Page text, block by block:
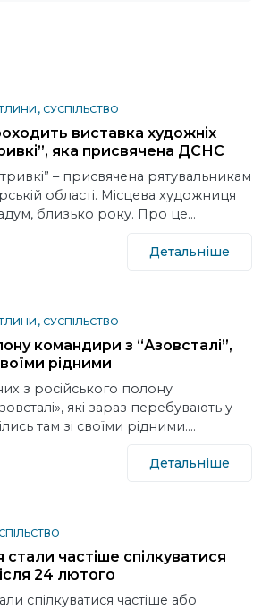
СУСПІЛЬСТВО
виставка художніх
яка присвячена ДСНС
– присвячена рятувальникам
області. Місцева художниця
близько року. Про це…
Детальніше
СУСПІЛЬСТВО
командири з “Азовсталі”,
рідними
з російського полону
які зараз перебувають у
там зі своїми рідними.…
Детальніше
стали частіше спілкуватися
24 лютого
спілкуватися частіше або